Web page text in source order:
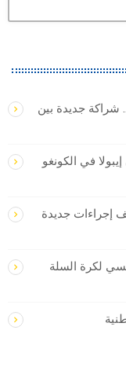
شراكة جديدة بين
في الكونغو
إجراءات جديدة
لكرة السلة